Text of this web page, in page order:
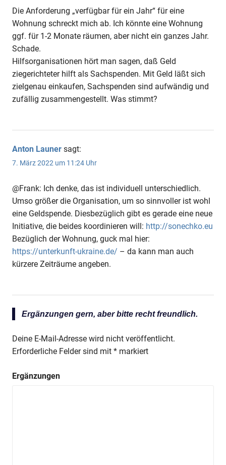
Die Anforderung „verfügbar für ein Jahr“ für eine
Wohnung schreckt mich ab. Ich könnte eine Wohnung
ggf. für 1-2 Monate räumen, aber nicht ein ganzes Jahr.
Schade.
Hilfsorganisationen hört man sagen, daß Geld
ziegerichteter hilft als Sachspenden. Mit Geld läßt sich
zielgenau einkaufen, Sachspenden sind aufwändig und
zufällig zusammengestellt. Was stimmt?
Anton Launer sagt:
7. März 2022 um 11:24 Uhr
@Frank: Ich denke, das ist individuell unterschiedlich.
Umso größer die Organisation, um so sinnvoller ist wohl
eine Geldspende. Diesbezüglich gibt es gerade eine neue
Initiative, die beides koordinieren will: http://sonechko.eu
Bezüglich der Wohnung, guck mal hier:
https://unterkunft-ukraine.de/ – da kann man auch
kürzere Zeiträume angeben.
Ergänzungen gern, aber bitte recht freundlich.
Deine E-Mail-Adresse wird nicht veröffentlicht.
Erforderliche Felder sind mit * markiert
Ergänzungen